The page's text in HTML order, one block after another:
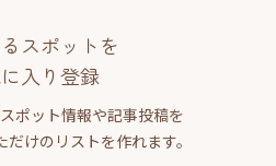
スポットを
入り登録
ポット情報や記事投稿を
けのリストを作れます。